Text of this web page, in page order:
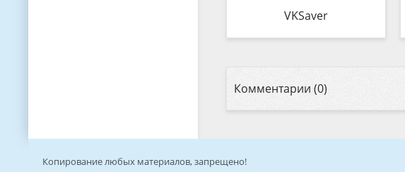
VKSaver
Комментарии (0)
Копирование любых материалов, запрещено!